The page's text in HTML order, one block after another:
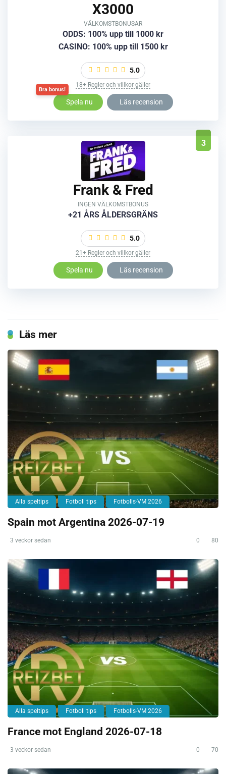
X3000
VÄLKOMSTBONUSAR
ODDS: 100% upp till 1000 kr
CASINO: 100% upp till 1500 kr
5.0
18+ Regler och villkor gäller
Spela nu Läs recension
3
Frank & Fred
INGEN VÄLKOMSTBONUS
+21 ÅRS ÅLDERSGRÄNS
5.0
21+ Regler och villkor gäller
Spela nu Läs recension
Läs mer
Alla speltips Fotboll tips Fotbolls-VM 2026
Spain mot Argentina 2026-07-19
3 veckor sedan 0 80
Alla speltips Fotboll tips Fotbolls-VM 2026
France mot England 2026-07-18
3 veckor sedan 0 70